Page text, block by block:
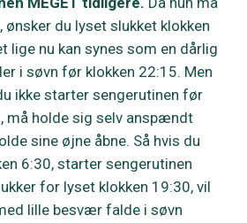
ønsker du lyset slukket klokken
lige nu kan synes som en dårlig
i søvn før klokken 22:15. Men
ikke starter sengerutinen før
må holde sig selv anspændt
sine øjne åbne. Så hvis du
6:30, starter sengerutinen
for lyset klokken 19:30, vil
lille besvær falde i søvn